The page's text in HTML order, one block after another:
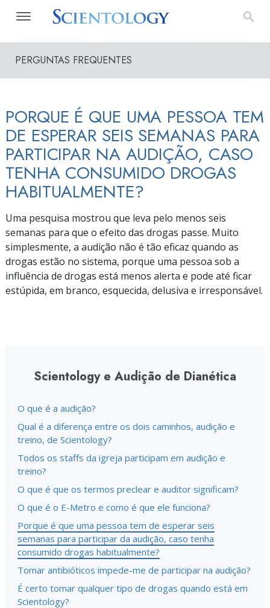
PERGUNTAS FREQUENTES
PORQUE É QUE UMA PESSOA TEM
DE ESPERAR SEIS SEMANAS PARA
PARTICIPAR NA AUDIÇÃO, CASO
TENHA CONSUMIDO DROGAS
HABITUALMENTE?
Uma pesquisa mostrou que leva pelo menos seis
semanas para que o efeito das drogas passe. Muito
simplesmente, a audição não é tão eficaz quando as
drogas estão no sistema, porque uma pessoa sob a
influência de drogas está menos alerta e pode até ficar
estúpida, em branco, esquecida, delusiva e irresponsável.
Scientology e Audição de Dianética
O que é a audição?
Qual é a diferença entre os dois caminhos, audição e
treino, de Scientology?
Todos os staffs da igreja participam em audição e
treino?
O que é que os termos preclear e auditor significam?
O que é o E-Metro e como é que ele funciona?
Porque é que uma pessoa tem de esperar seis
semanas para participar da audição, caso tenha
consumido drogas habitualmente?
Tomar antibióticos impede-me de participar na audição?
É certo tomar qualquer tipo de drogas quando está em
Scientology?